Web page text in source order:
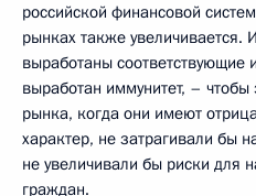
российской финансовой
рынках также увеличивается.
выработаны соответствующие
выработан иммунитет, –
рынка, когда они имеют
характер, не затрагивали бы
не увеличивали бы риски для
граждан.